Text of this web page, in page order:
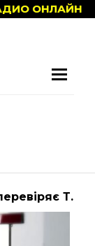
ОНЛАЙН
Які дані перевіряє ТЦК, оновлюючи ТСН новини 1+1 — Україна інформація